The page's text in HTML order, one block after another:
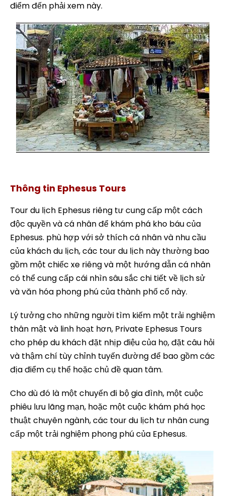
điểm đến phải xem này.
Thông tin Ephesus Tours
Tour du lịch Ephesus riêng tư cung cấp một cách
độc quyền và cá nhân để khám phá kho báu của
Ephesus. phù hợp với sở thích cá nhân và nhu cầu
của khách du lịch, các tour du lịch này thường bao
gồm một chiếc xe riêng và một hướng dẫn cá nhân
có thể cung cấp cái nhìn sâu sắc chi tiết về lịch sử
và văn hóa phong phú của thành phố cổ này.
Lý tưởng cho những người tìm kiếm một trải nghiệm
thân mật và linh hoạt hơn, Private Ephesus Tours
cho phép du khách đặt nhịp điệu của họ, đặt câu hỏi
và thậm chí tùy chỉnh tuyến đường để bao gồm các
địa điểm cụ thể hoặc chủ đề quan tâm.
Cho dù đó là một chuyến đi bộ gia đình, một cuộc
phiêu lưu lãng mạn, hoặc một cuộc khám phá học
thuật chuyên ngành, các tour du lịch tư nhân cung
cấp một trải nghiệm phong phú của Ephesus.